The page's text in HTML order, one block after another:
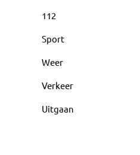
112
Sport
Weer
Verkeer
Uitgaan